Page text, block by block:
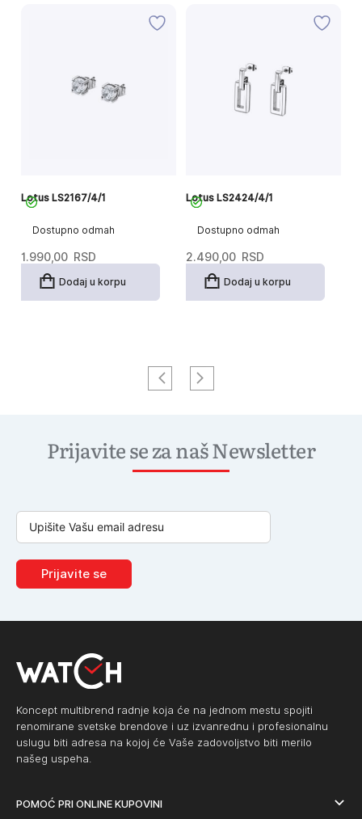
Dostupno odmah
Lotus LS2167/4/1
1.990,00 RSD
Dodaj u korpu
Dostupno odmah
Lotus LS2424/4/1
2.490,00 RSD
Dodaj u korpu
Prijavite se za naš Newsletter
Prijavite se
Koncept multibrend radnje koja će na jednom mestu spojiti
renomirane svetske brendove i uz izvanrednu i profesionalnu
uslugu biti adresa na kojoj će Vaše zadovoljstvo biti merilo
našeg uspeha.
POMOĆ PRI ONLINE KUPOVINI